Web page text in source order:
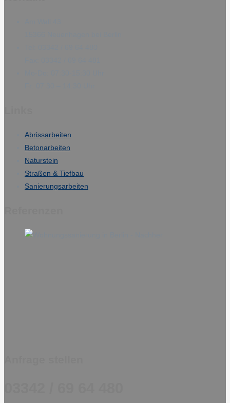
Abrissarbeiten
Betonarbeiten
Naturstein
Straßen & Tiefbau
Sanierungsarbeiten